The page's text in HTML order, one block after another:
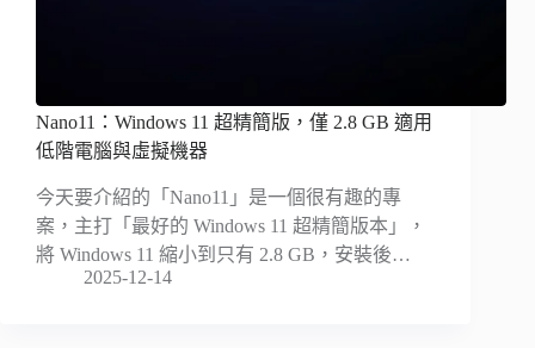
Nano11：Windows 11 超精簡版，僅 2.8 GB 適用
低階電腦與虛擬機器
今天要介紹的「Nano11」是一個很有趣的專
案，主打「最好的 Windows 11 超精簡版本」，
將 Windows 11 縮小到只有 2.8 GB，安裝後…
2025-12-14